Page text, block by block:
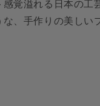
覚溢れる日本の工
、手作りの美しい